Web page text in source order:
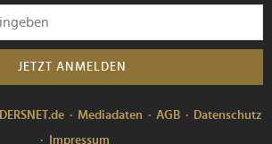
JETZT ANMELDEN
Mediadaten AGB
Datenschutz
Impressum